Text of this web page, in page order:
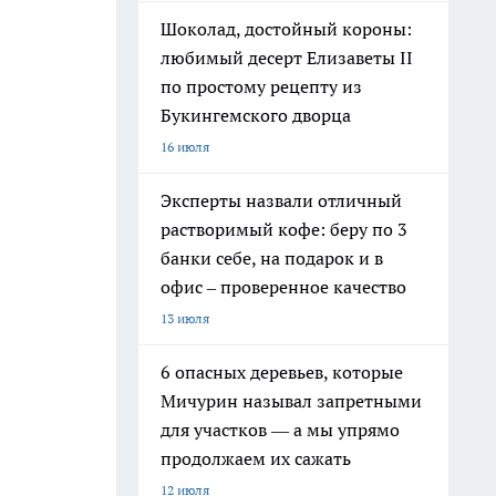
Шоколад, достойный короны:
любимый десерт Елизаветы II
по простому рецепту из
Букингемского дворца
16 июля
Эксперты назвали отличный
растворимый кофе: беру по 3
банки себе, на подарок и в
офис – проверенное качество
13 июля
6 опасных деревьев, которые
Мичурин называл запретными
для участков — а мы упрямо
продолжаем их сажать
12 июля